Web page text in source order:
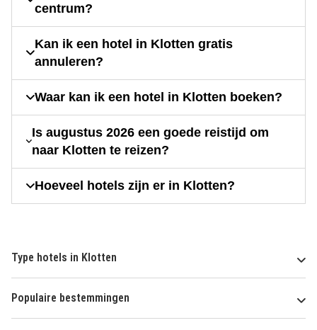
centrum?
Kan ik een hotel in Klotten gratis
annuleren?
Waar kan ik een hotel in Klotten boeken?
Is augustus 2026 een goede reistijd om
naar Klotten te reizen?
Hoeveel hotels zijn er in Klotten?
Type hotels in Klotten
Populaire bestemmingen